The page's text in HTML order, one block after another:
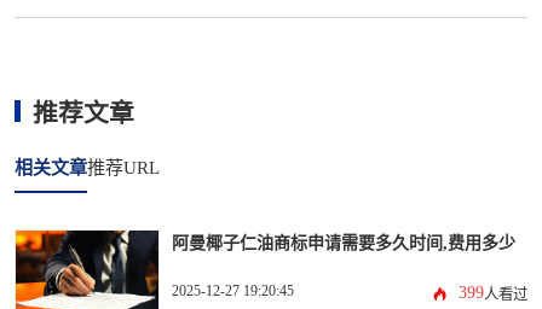
推荐文章
相关文章推荐URL
阿曼椰子仁油商标申请需要多久时间,费用多少
2025-12-27 19:20:45 399人看过